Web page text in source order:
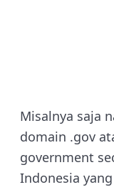
Misalnya saja
domain .gov
government
Indonesia